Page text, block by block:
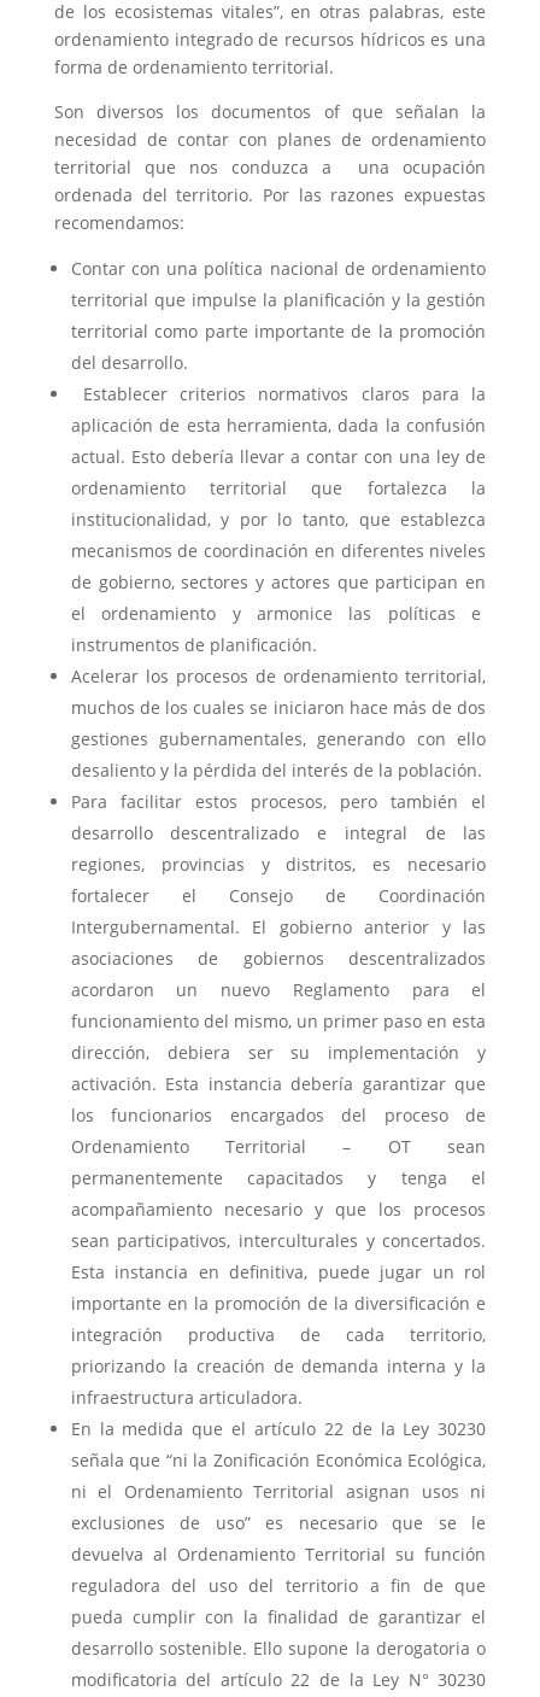
de los ecosistemas vitales”, en otras palabras, este
ordenamiento integrado de recursos hídricos es una
forma de ordenamiento territorial.
Son diversos los documentos of que señalan la
necesidad de contar con planes de ordenamiento
territorial que nos conduzca a una ocupación
ordenada del territorio. Por las razones expuestas
recomendamos:
Contar con una política nacional de ordenamiento
territorial que impulse la planificación y la gestión
territorial como parte importante de la promoción
del desarrollo.
Establecer criterios normativos claros para la
aplicación de esta herramienta, dada la confusión
actual. Esto debería llevar a contar con una ley de
ordenamiento territorial que fortalezca la
institucionalidad, y por lo tanto, que establezca
mecanismos de coordinación en diferentes niveles
de gobierno, sectores y actores que participan en
el ordenamiento y armonice las políticas e
instrumentos de planificación.
Acelerar los procesos de ordenamiento territorial,
muchos de los cuales se iniciaron hace más de dos
gestiones gubernamentales, generando con ello
desaliento y la pérdida del interés de la población.
Para facilitar estos procesos, pero también el
desarrollo descentralizado e integral de las
regiones, provincias y distritos, es necesario
fortalecer el Consejo de Coordinación
Intergubernamental. El gobierno anterior y las
asociaciones de gobiernos descentralizados
acordaron un nuevo Reglamento para el
funcionamiento del mismo, un primer paso en esta
dirección, debiera ser su implementación y
activación. Esta instancia debería garantizar que
los funcionarios encargados del proceso de
Ordenamiento Territorial – OT sean
permanentemente capacitados y tenga el
acompañamiento necesario y que los procesos
sean participativos, interculturales y concertados.
Esta instancia en definitiva, puede jugar un rol
importante en la promoción de la diversificación e
integración productiva de cada territorio,
priorizando la creación de demanda interna y la
infraestructura articuladora.
En la medida que el artículo 22 de la Ley 30230
señala que “ni la Zonificación Económica Ecológica,
ni el Ordenamiento Territorial asignan usos ni
exclusiones de uso” es necesario que se le
devuelva al Ordenamiento Territorial su función
reguladora del uso del territorio a fin de que
pueda cumplir con la finalidad de garantizar el
desarrollo sostenible. Ello supone la derogatoria o
modificatoria del artículo 22 de la Ley N° 30230